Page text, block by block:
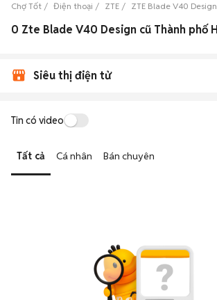
Chợ Tốt Điện thoại ZTE ZTE Blade V40 Design
Siêu thị điện tử
Tin có video
Tất cả Cá nhân Bán chuyên